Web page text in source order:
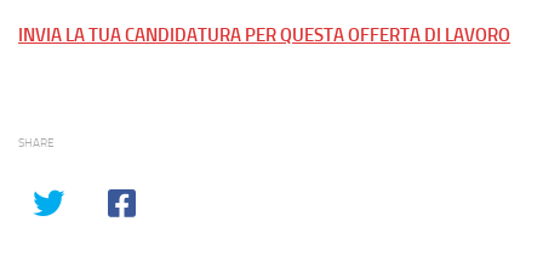
INVIA LA TUA CANDIDATURA PER QUESTA OFFERTA DI LAVORO
SHARE